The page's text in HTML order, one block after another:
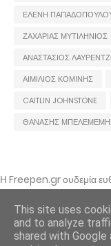
ΕΛΕΝΗ
ΖΑΧΑΡΙΑΣ ΜΥΤΙΛΗΝΙΟΣ
ΑΝΑΣΤΑΣΙΟΣ
ΑΙΜΙΛΙΟΣ ΚΟΜΙΝΗΣ
CAITLIN JOHNSTONE
ΘΑΝΑΣΗΣ
Η Freepen.gr ουδεμία
αναρτήσεις που
τους και δε σημαίνει
θίγεστε από κάποιο εξ
επικοινωνήστε μέσω e-
This site uses
and to analyze
shared with